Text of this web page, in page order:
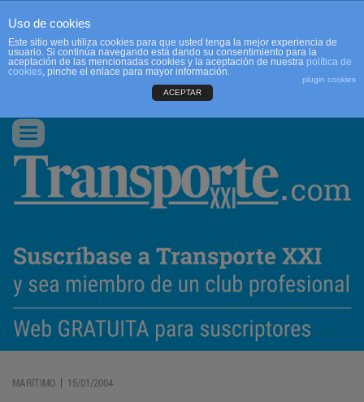
CONTACTO
Conmutar
navegación
MARÍTIMO | 15/01/2004
Uso de cookies
Este sitio web utiliza cookies para que usted tenga la mejor experiencia de
usuario. Si continúa navegando está dando su consentimiento para la
aceptación de las mencionadas cookies y la aceptación de nuestra política de
cookies, pinche el enlace para mayor información.
plugin cookies
ACEPTAR